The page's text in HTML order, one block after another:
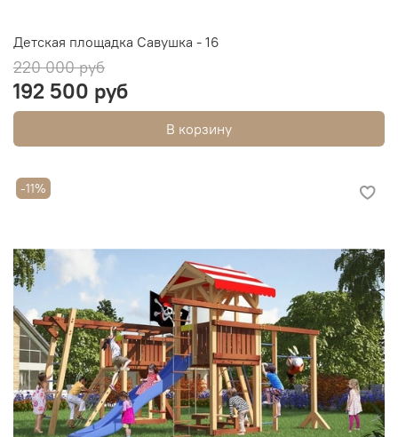
Детская площадка Савушка - 16
220 000 руб
192 500 руб
В корзину
-11%